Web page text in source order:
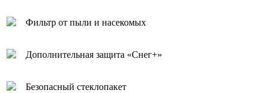
Фильтр от пыли и насекомых
Дополнительная защита «Снег+»
Безопасный стеклопакет